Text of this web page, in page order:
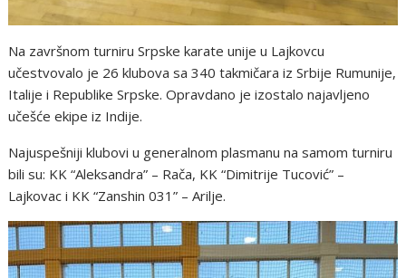
Na završnom turniru Srpske karate unije u Lajkovcu
učestvovalo je 26 klubova sa 340 takmičara iz Srbije Rumunije,
Italije i Republike Srpske. Opravdano je izostalo najavljeno
učešće ekipe iz Indije.
Najuspešniji klubovi u generalnom plasmanu na samom turniru
bili su: KK “Aleksandra” – Rača, KK “Dimitrije Tucović” –
Lajkovac i KK “Zanshin 031” – Arilje.